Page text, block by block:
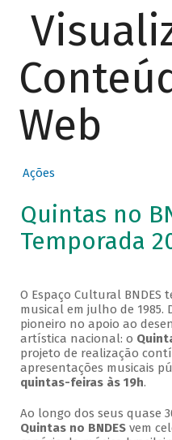
Web
Ações
Quintas no
Temporada
O Espaço Cultural BNDES
musical em julho de 1985.
pioneiro no apoio ao
artística nacional: o
projeto de realização
apresentações musicais
quintas-feiras às 19h.
Ao longo dos seus quase
Quintas no BNDESvem